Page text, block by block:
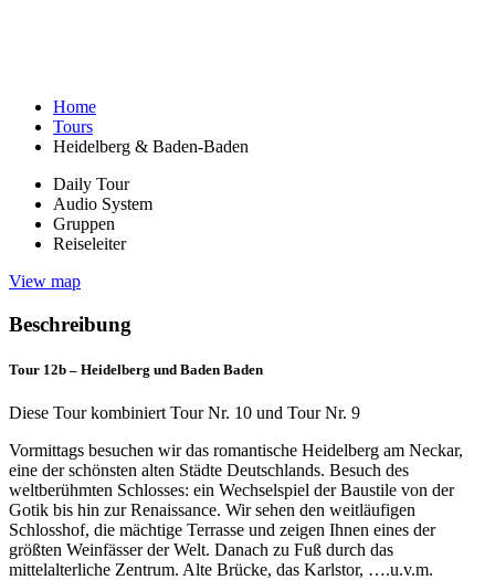
Home
Tours
Heidelberg & Baden-Baden
Daily Tour
Audio System
Gruppen
Reiseleiter
View map
Beschreibung
Tour 12b – Heidelberg und Baden Baden
Diese Tour kombiniert Tour Nr. 10 und Tour Nr. 9
Vormittags besuchen wir das romantische Heidelberg am Neckar,
eine der schönsten alten Städte Deutschlands. Besuch des
weltberühmten Schlosses: ein Wechselspiel der Baustile von der
Gotik bis hin zur Renaissance. Wir sehen den weitläufigen
Schlosshof, die mächtige Terrasse und zeigen Ihnen eines der
größten Weinfässer der Welt. Danach zu Fuß durch das
mittelalterliche Zentrum. Alte Brücke, das Karlstor, ….u.v.m.